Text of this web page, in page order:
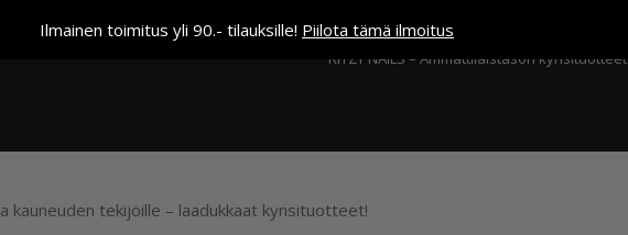
Ilmainen toimitus yli 90.- tilauksille! Piilota tämä ilmoitusKassa
RITZY NAILS – Ammattilaistason kynsituotteet
kauneuden tekijöille – laadukkaat kynsituotteet!